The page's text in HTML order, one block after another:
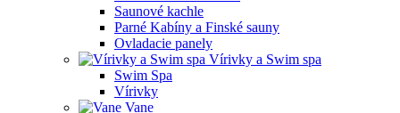
Saunové kachle
Parné Kabíny a Finské sauny
Ovladacie panely
Vírivky a Swim spa
Swim Spa
Vírivky
Vane